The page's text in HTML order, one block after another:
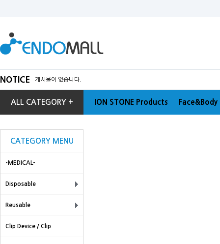
NOTICE 게시물이 없습니다.
ALL CATEGORY + ION STONE Products
CATEGORY MENU
-MEDICAL-
Disposable
Reusable
Clip Device / Clip